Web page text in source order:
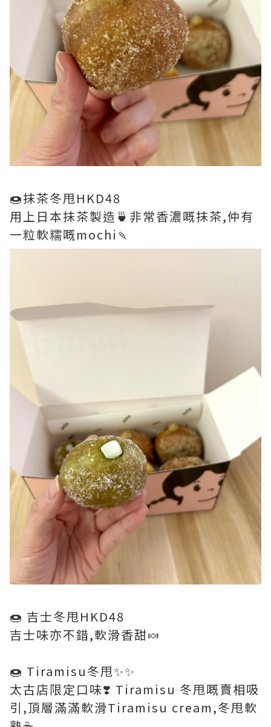
🍩抹茶冬甩HKD48
用上日本抹茶製造🍵非常香濃嘅抹茶,仲有
一粒軟糯嘅mochi🍡
🍩 吉士冬甩HKD48
吉士味亦不錯,軟滑香甜🍬
🍩 Tiramisu冬甩✨✨
太古店限定口味❣️ Tiramisu 冬甩嘅賣相吸
引,頂層滿滿軟滑Tiramisu cream,冬甩軟